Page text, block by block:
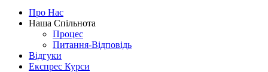
Про Нас
Наша Спільнота
Процес
Питання-Відповідь
Відгуки
Експрес Курси